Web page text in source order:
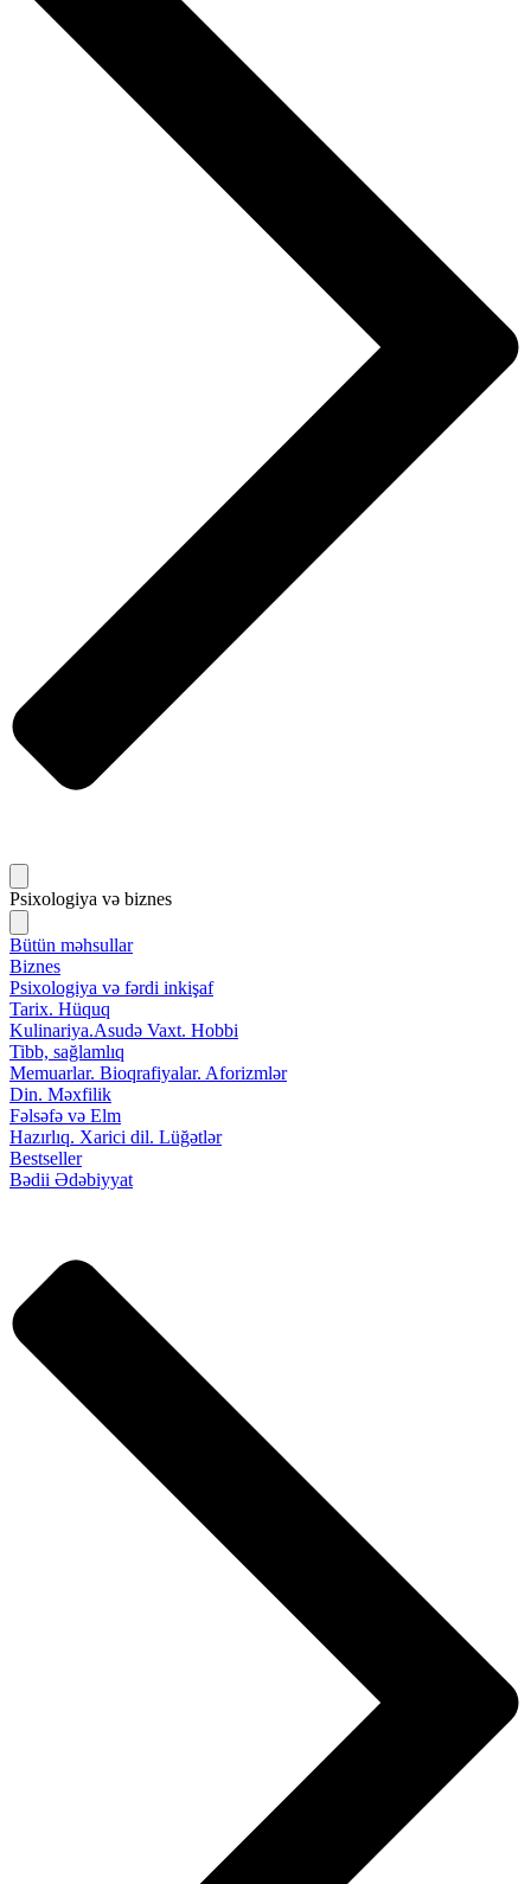
Psixologiya və biznes
Bütün məhsullar
Biznes
Psixologiya və fərdi inkişaf
Tarix. Hüquq
Kulinariya.Asudə Vaxt. Hobbi
Tibb, sağlamlıq
Memuarlar. Bioqrafiyalar. Aforizmlər
Din. Məxfilik
Fəlsəfə və Elm
Hazırlıq. Xarici dil. Lüğətlər
Bestseller
Bədii Ədəbiyyat